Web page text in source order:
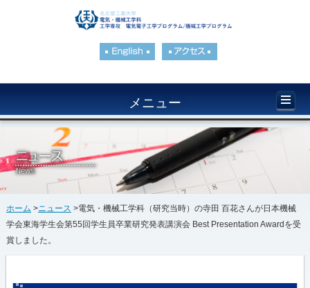
メニュー
ホーム >ニュース >電気・機械工学科（研究当時）の寺田 百花さんが日本機械
学会東海学生会第55回学生員卒業研究発表講演会 Best Presentation Awardを受
賞しました。